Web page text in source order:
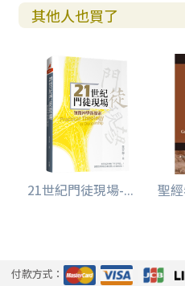
其他人也買了
21世紀門徒現場-... 聖
付款方式：